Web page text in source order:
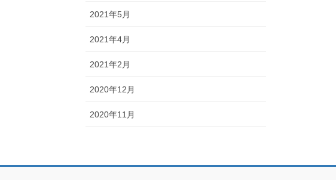
2021年5月
2021年4月
2021年2月
2020年12月
2020年11月